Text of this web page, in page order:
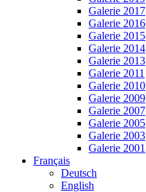
Galerie 2017
Galerie 2016
Galerie 2015
Galerie 2014
Galerie 2013
Galerie 2011
Galerie 2010
Galerie 2009
Galerie 2007
Galerie 2005
Galerie 2003
Galerie 2001
Français
Deutsch
English